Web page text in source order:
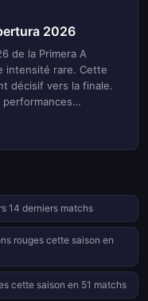
2026
de la Primera A
intensité rare. Cette
décisif vers la finale.
performances
par une
mémorables
bilan révèle
face à leurs
une dominance
Les
pour surprendre
approfondi permet
La qualité du jeu
14 derniers matchs
rouges cette saison en
cette saison en 51 matchs